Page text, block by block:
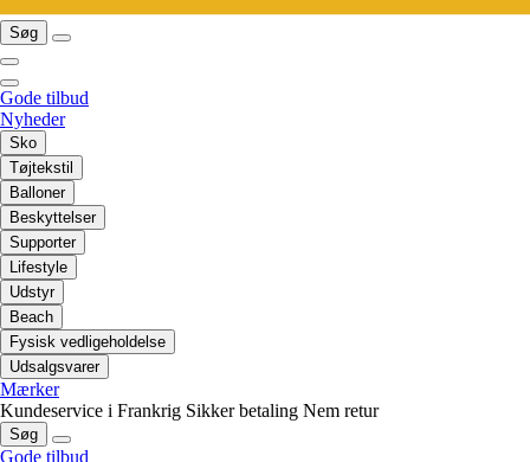
Søg
Gode tilbud
Nyheder
Sko
Tøjtekstil
Balloner
Beskyttelser
Supporter
Lifestyle
Udstyr
Beach
Fysisk vedligeholdelse
Udsalgsvarer
Mærker
Kundeservice i Frankrig Sikker betaling Nem retur
Søg
Gode tilbud